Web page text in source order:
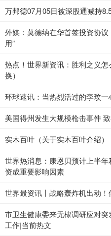
万邦德07月05日被深股通减持
外媒：莫德纳在华首签投资协
用”
热点！世界新资讯：胜利之义
换）
环球速讯：当热烈活过的李玟
美国得州发生大规模枪击事件
实木百叶（关于实木百叶介绍）
世界热消息：康恩贝预计上半
资成重要影响因素
世界最资讯丨战略轰炸机出动！
市卫生健康委来无棣调研应对
工作|当前热文